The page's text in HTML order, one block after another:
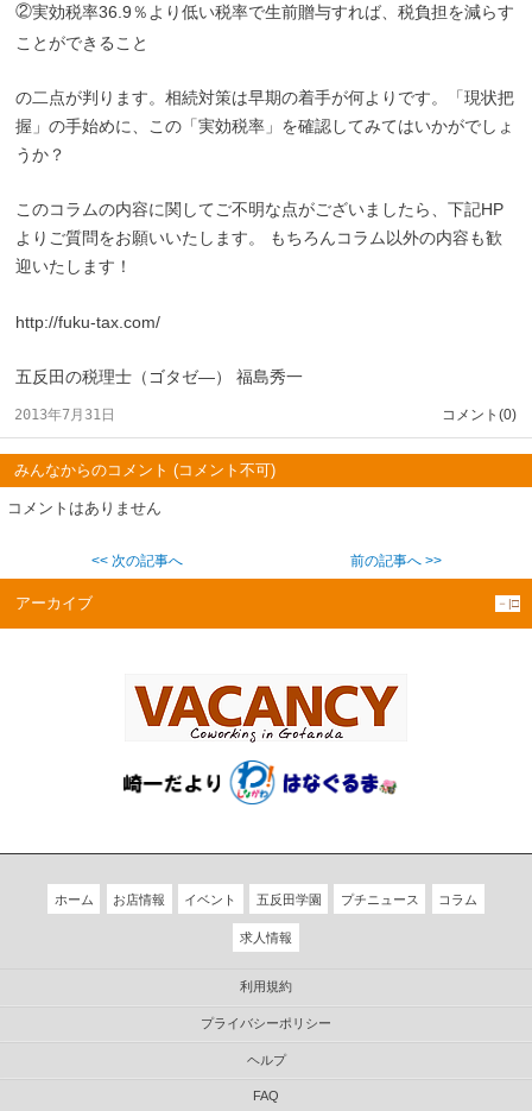
②実効税率36.9％より低い税率で生前贈与すれば、税負担を減らす
ことができること
の二点が判ります。相続対策は早期の着手が何よりです。「現状把
握」の手始めに、この「実効税率」を確認してみてはいかがでしょ
うか？
このコラムの内容に関してご不明な点がございましたら、下記HP
よりご質問をお願いいたします。 もちろんコラム以外の内容も歓
迎いたします！
http://fuku-tax.com/
五反田の税理士（ゴタゼ―） 福島秀一
2013年7月31日 コメント(0)
みんなからのコメント (コメント不可)
コメントはありません
<< 次の記事へ 前の記事へ >>
アーカイブ －|□
ホーム お店情報 イベント 五反田学園 プチニュース コラム
求人情報
利用規約
プライバシーポリシー
ヘルプ
FAQ